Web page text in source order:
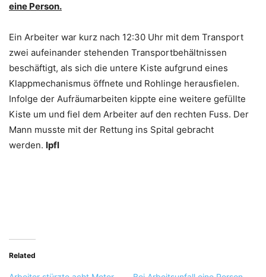
eine Person.
Ein Arbeiter war kurz nach 12:30 Uhr mit dem Transport
zwei aufeinander stehenden Transportbehältnissen
beschäftigt, als sich die untere Kiste aufgrund eines
Klappmechanismus öffnete und Rohlinge herausfielen.
Infolge der Aufräumarbeiten kippte eine weitere gefüllte
Kiste um und fiel dem Arbeiter auf den rechten Fuss. Der
Mann musste mit der Rettung ins Spital gebracht
werden. lpfl
Related